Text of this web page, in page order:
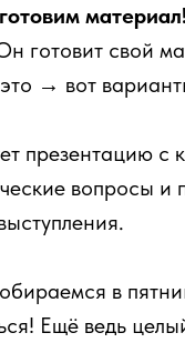
материал!
готовит свой
→ вот
презентацию с
вопросы
в
Ещё ведь